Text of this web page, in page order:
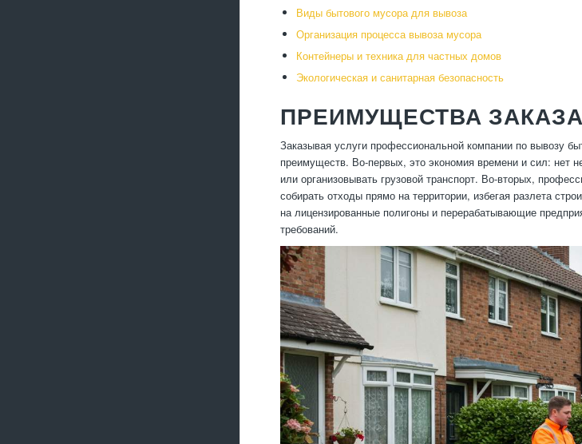
Виды бытового мусора для вывоза
Организация процесса вывоза мусора
Контейнеры и техника для частных домов
Экологическая и санитарная безопасность
ПРЕИМУЩЕСТВА
Заказывая услуги профессиональной компании по вывозу
преимуществ. Во-первых, это экономия времени и сил: нет
или организовывать грузовой транспорт. Во-вторых,
собирать отходы прямо на территории, избегая разлета
на лицензированные полигоны и перерабатывающие
требований.